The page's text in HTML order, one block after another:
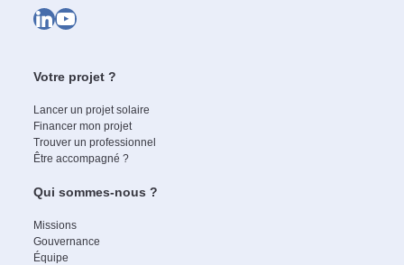
LinkedIn
YouTube
Votre projet ?
Lancer un projet solaire
Financer mon projet
Trouver un professionnel
Être accompagné ?
Qui sommes-nous ?
Missions
Gouvernance
Équipe